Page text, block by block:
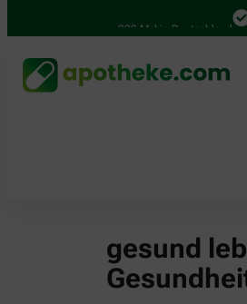
4.000 Mal in Deutschland
gesund